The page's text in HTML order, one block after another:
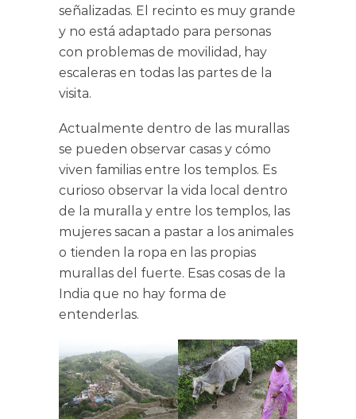
señalizadas. El recinto es muy grande
y no está adaptado para personas
con problemas de movilidad, hay
escaleras en todas las partes de la
visita.
Actualmente dentro de las murallas
se pueden observar casas y cómo
viven familias entre los templos. Es
curioso observar la vida local dentro
de la muralla y entre los templos, las
mujeres sacan a pastar a los animales
o tienden la ropa en las propias
murallas del fuerte. Esas cosas de la
India que no hay forma de
entenderlas.